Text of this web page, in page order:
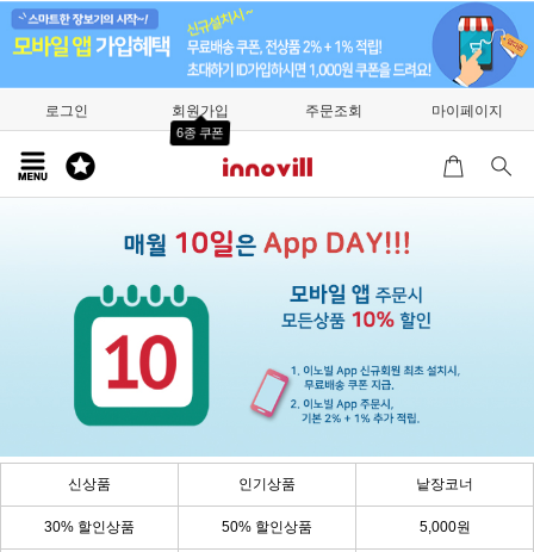
로그인 회원가입
6종 쿠폰
주문조회 마이페이지
신상품 인기상품 낱장코너
30% 할인상품 50% 할인상품 5,000원